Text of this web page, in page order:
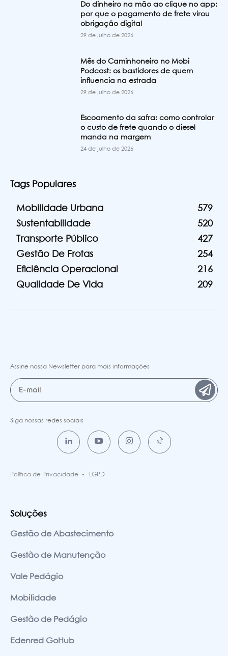
Do dinheiro na mão ao clique no app:
por que o pagamento de frete virou
obrigação digital
29 de julho de 2026
Mês do Caminhoneiro no Mobi
Podcast: os bastidores de quem
influencia na estrada
29 de julho de 2026
Escoamento da safra: como controlar
o custo de frete quando o diesel
manda na margem
24 de julho de 2026
Tags Populares
Mobilidade Urbana
579
Sustentabilidade
520
Transporte Público
427
Gestão De Frotas
254
Eficiência Operacional
216
Qualidade De Vida
209
Assine nossa Newsletter para mais informações
Siga nossas redes sociais
Política de Privacidade LGPD
Soluções
Gestão de Abastecimento
Gestão de Manutenção
Vale Pedágio
Mobilidade
Gestão de Pedágio
Edenred GoHub